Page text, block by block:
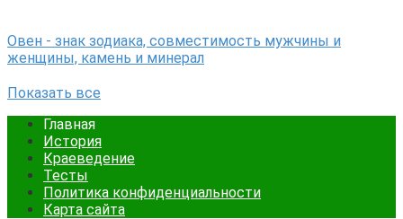
Овен - знак зодиака, совместимость мужчины и
женщины, камень и минерал
Показать все
Главная
История
Краеведение
Тесты
Политика конфиденциальности
Карта сайта